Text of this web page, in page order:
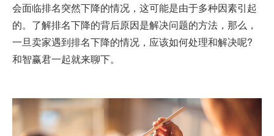
会面临排名突然下降的情况，这可能是由于多种因素引起
的。了解排名下降的背后原因是解决问题的方法，那么，
一旦卖家遇到排名下降的情况，应该如何处理和解决呢?
和智赢君一起就来聊下。